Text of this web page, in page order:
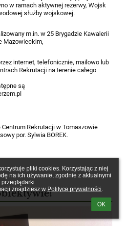
pliki cookies. Korzystając z niej
na ich używanie, zgodnie z aktualnymi
znajdziesz w Polityce prywatności.
OK
w ramach aktywnej rezerwy, Wojsk
służby wojskowej.
m.in. w 25 Brygadzie Kawalerii
internet, telefonicznie, mailowo lub
Rekrutacji na terenie całego
są
Rekrutacji w Tomaszowie
por. Sylwia BOREK.